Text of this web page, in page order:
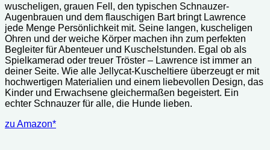
wuscheligen, grauen Fell, den typischen Schnauzer-
Augenbrauen und dem flauschigen Bart bringt Lawrence
jede Menge Persönlichkeit mit. Seine langen, kuscheligen
Ohren und der weiche Körper machen ihn zum perfekten
Begleiter für Abenteuer und Kuschelstunden. Egal ob als
Spielkamerad oder treuer Tröster – Lawrence ist immer an
deiner Seite. Wie alle Jellycat-Kuscheltiere überzeugt er mit
hochwertigen Materialien und einem liebevollen Design, das
Kinder und Erwachsene gleichermaßen begeistert. Ein
echter Schnauzer für alle, die Hunde lieben.
zu Amazon*